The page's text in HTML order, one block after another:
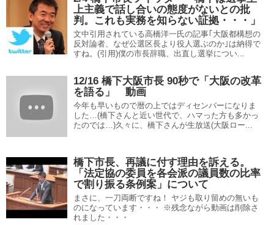
上主義で話し合いの態度がないとの批
判。これも実務を知らない証拠・・・」
文中引用されている高橋洋一氏の記事｢大阪都構想の
反対論者、なぜ公選区長より役人選ぶのか｣は納得で
すね。(引用)僕の市長辞職、出直し選挙につい...
12/16 橋下大阪市長 90秒で「大阪の改革
を語る」 動画
今年も早いもので暦の上ではディセンバーになりま
した…(橋下さんと近い世代で、ハマった方も多かっ
たのでは…)久々に、橋下さんが生放送(大阪ロー...
橋下市長、再議に付す理由を訴える。
「法定協の委員を各会派の議員数の比率
で割り振る条例案」について
まさに、一刀両断ですね！ ヤジも取り留めの無いも
のになっています・・・ ※残念ながら動画は削除さ
れました・・・